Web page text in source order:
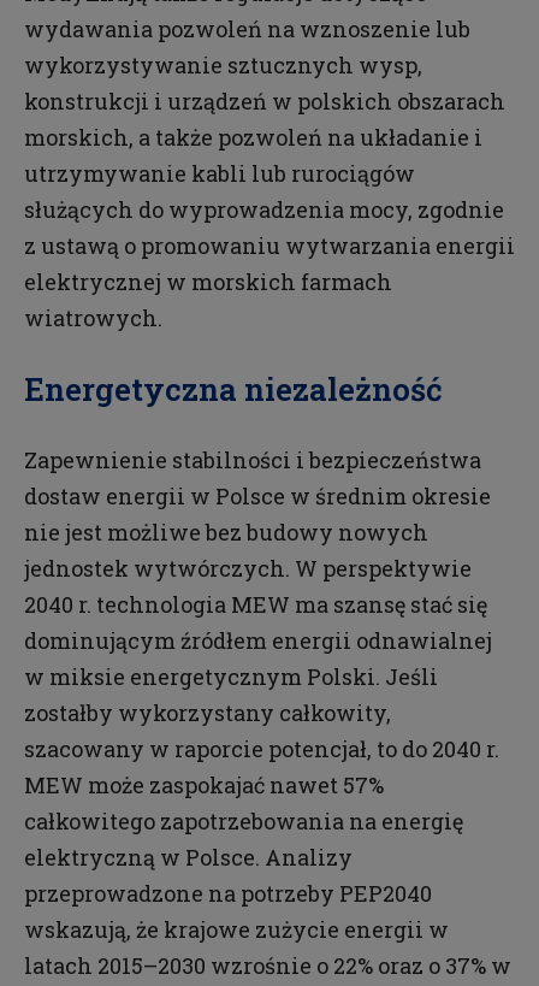
wydawania pozwoleń na wznoszenie lub
wykorzystywanie sztucznych wysp,
konstrukcji i urządzeń w polskich obszarach
morskich, a także pozwoleń na układanie i
utrzymywanie kabli lub rurociągów
służących do wyprowadzenia mocy, zgodnie
z ustawą o promowaniu wytwarzania energii
elektrycznej w morskich farmach
wiatrowych.
Energetyczna niezależność
Zapewnienie stabilności i bezpieczeństwa
dostaw energii w Polsce w średnim okresie
nie jest możliwe bez budowy nowych
jednostek wytwórczych. W perspektywie
2040 r. technologia MEW ma szansę stać się
dominującym źródłem energii odnawialnej
w miksie energetycznym Polski. Jeśli
zostałby wykorzystany całkowity,
szacowany w raporcie potencjał, to do 2040 r.
MEW może zaspokajać nawet 57%
całkowitego zapotrzebowania na energię
elektryczną w Polsce. Analizy
przeprowadzone na potrzeby PEP2040
wskazują, że krajowe zużycie energii w
latach 2015–2030 wzrośnie o 22% oraz o 37% w